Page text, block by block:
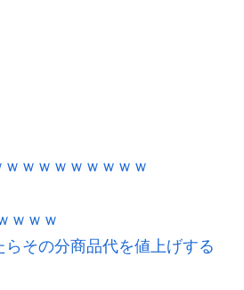
ｗｗｗｗｗｗｗｗ
ｗｗｗ
らその分商品代を値上げする